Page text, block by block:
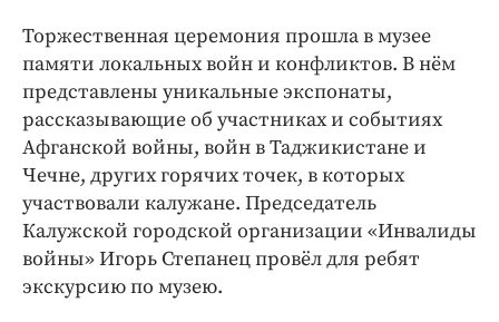
Клиника года
Бренд года
Работодатель года
Торжественная церемония прошла в музее
памяти локальных войн и конфликтов. В нём
представлены уникальные экспонаты,
рассказывающие об участниках и событиях
Афганской войны, войн в Таджикистане и
Чечне, других горячих точек, в которых
участвовали калужане. Председатель
Калужской городской организации «Инвалиды
войны» Игорь Степанец провёл для ребят
экскурсию по музею.